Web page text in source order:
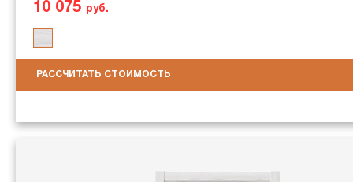
10 075 руб.
РАССЧИТАТЬ СТОИМОСТЬ